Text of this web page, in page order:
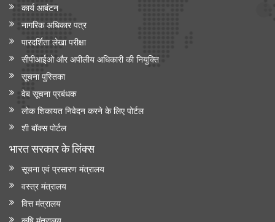
कार्य आबंटन
नागरिक अधिकार पत्र
पारदर्शिता लेखा परीक्षा
सीपीआईओ और अपी‍लीय अधिकारी की नियुक्ति
सूचना पुस्तिका
वेब सूचना प्रबंधक
लोक शिकायत निवेदन करने के लिए पोर्टल
शी बॉक्स पोर्टल
भारत सरकार के लिंक्‍स
सूचना एवं प्रसारण मंत्रालय
वस्त्र मंत्रालय
वित्त मंत्रालय